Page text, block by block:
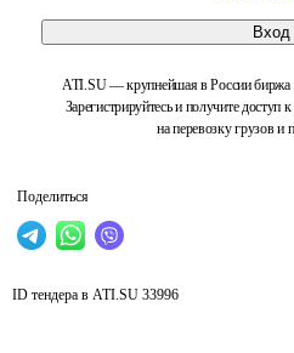
Вход
ATI.SU — крупнейшая в России биржа
Зарегистрируйтесь и получите доступ
на перевозку грузов и
Поделиться
ID тендера в ATI.SU 33996